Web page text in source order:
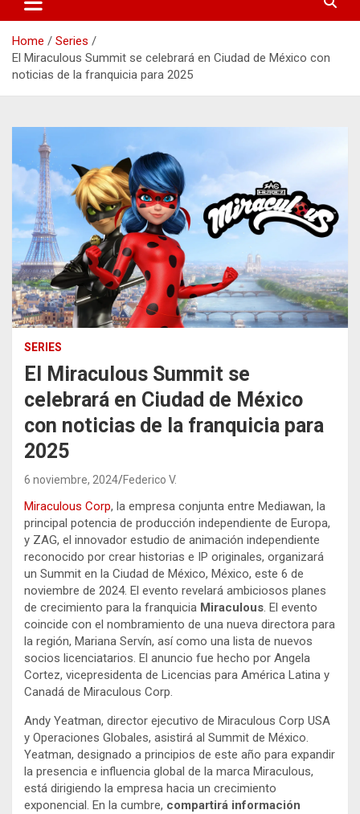
Home
Series
El Miraculous Summit se celebrará en Ciudad de México con
noticias de la franquicia para 2025
SERIES
El Miraculous Summit se
celebrará en Ciudad de México
con noticias de la franquicia para
2025
6 noviembre, 2024 Federico V.
Miraculous Corp, la empresa conjunta entre Mediawan, la
principal potencia de producción independiente de Europa,
y ZAG, el innovador estudio de animación independiente
reconocido por crear historias e IP originales, organizará
un Summit en la Ciudad de México, México, este 6 de
noviembre de 2024. El evento revelará ambiciosos planes
de crecimiento para la franquicia Miraculous. El evento
coincide con el nombramiento de una nueva directora para
la región, Mariana Servín, así como una lista de nuevos
socios licenciatarios. El anuncio fue hecho por Angela
Cortez, vicepresidenta de Licencias para América Latina y
Canadá de Miraculous Corp.
Andy Yeatman, director ejecutivo de Miraculous Corp USA
y Operaciones Globales, asistirá al Summit de México.
Yeatman, designado a principios de este año para expandir
la presencia e influencia global de la marca Miraculous,
está dirigiendo la empresa hacia un crecimiento
exponencial. En la cumbre, compartirá información